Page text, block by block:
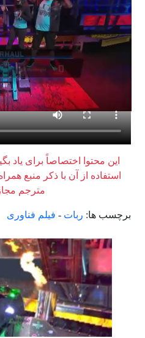
این محتوا اختصاصاً برای یاد
استفاده از آن با ذکر منبع
مترجم
برچسب ها: ربات - فیلم فناوری